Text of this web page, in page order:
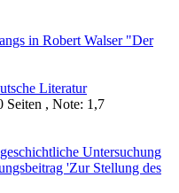
in Robert Walser "Der
Literatur
Seiten , Note: 1,7
Untersuchung
'Zur Stellung des